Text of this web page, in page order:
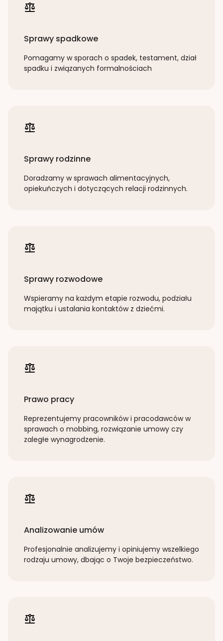
Sprawy spadkowe
Pomagamy w sporach o spadek, testament, dział
spadku i związanych formalnościach
Sprawy rodzinne
Doradzamy w sprawach alimentacyjnych,
opiekuńczych i dotyczących relacji rodzinnych.
Sprawy rozwodowe
Wspieramy na każdym etapie rozwodu, podziału
majątku i ustalania kontaktów z dziećmi.
Prawo pracy
Reprezentujemy pracowników i pracodawców w
sprawach o mobbing, rozwiązanie umowy czy
zaległe wynagrodzenie.
Analizowanie umów
Profesjonalnie analizujemy i opiniujemy wszelkiego
rodzaju umowy, dbając o Twoje bezpieczeństwo.